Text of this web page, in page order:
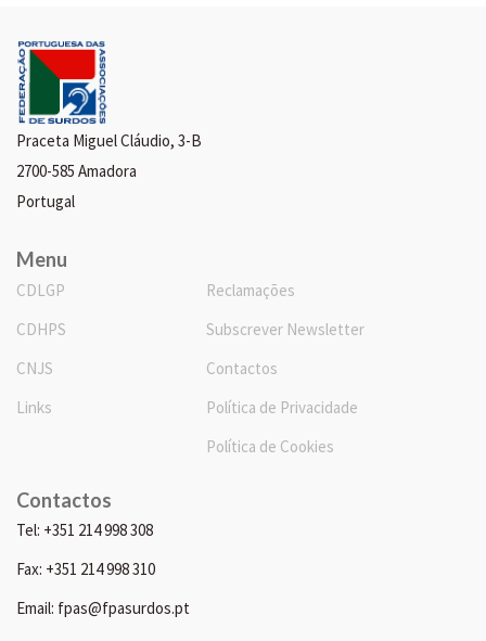
Praceta Miguel Cláudio, 3-B
2700-585 Amadora
Portugal
Menu
CDLGP
CDHPS
CNJS
Links
Reclamações
Subscrever Newsletter
Contactos
Política de Privacidade
Política de Cookies
Contactos
Tel: +351 214 998 308
Fax: +351 214 998 310
Email: fpas@fpasurdos.pt